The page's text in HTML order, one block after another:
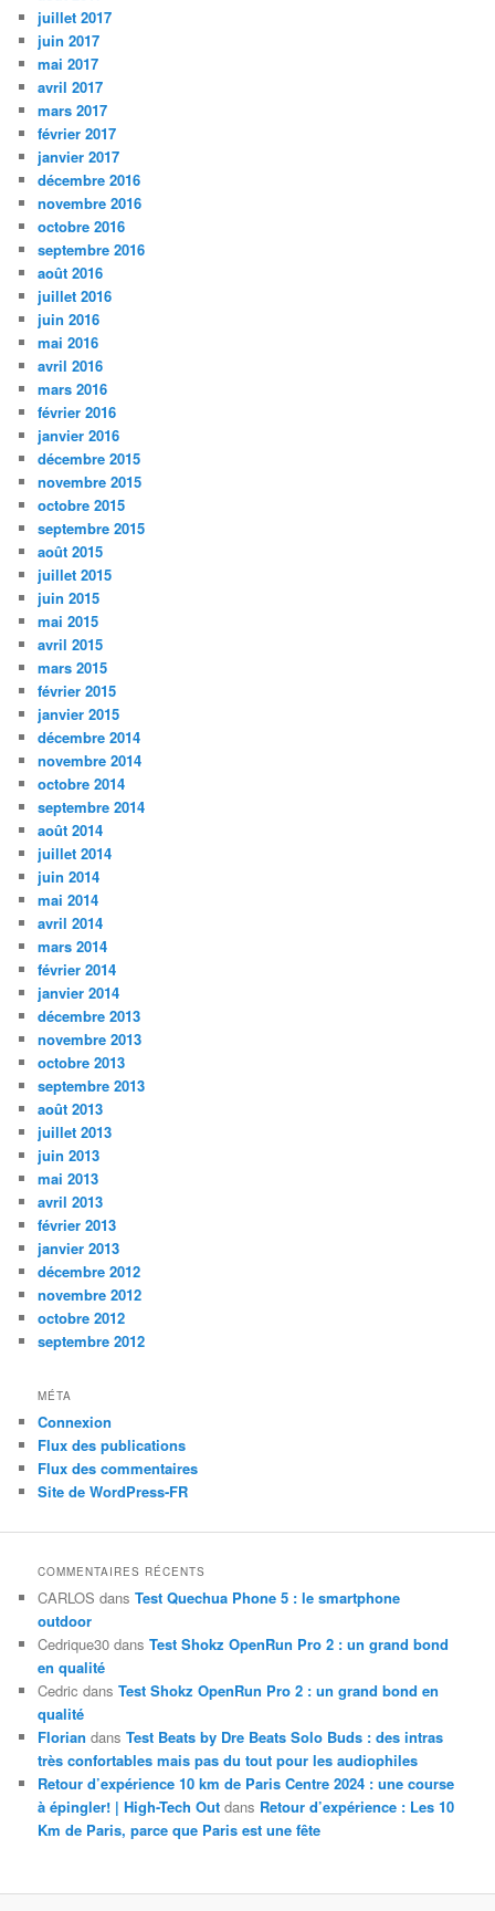
juillet 2017
juin 2017
mai 2017
avril 2017
mars 2017
février 2017
janvier 2017
décembre 2016
novembre 2016
octobre 2016
septembre 2016
août 2016
juillet 2016
juin 2016
mai 2016
avril 2016
mars 2016
février 2016
janvier 2016
décembre 2015
novembre 2015
octobre 2015
septembre 2015
août 2015
juillet 2015
juin 2015
mai 2015
avril 2015
mars 2015
février 2015
janvier 2015
décembre 2014
novembre 2014
octobre 2014
septembre 2014
août 2014
juillet 2014
juin 2014
mai 2014
avril 2014
mars 2014
février 2014
janvier 2014
décembre 2013
novembre 2013
octobre 2013
septembre 2013
août 2013
juillet 2013
juin 2013
mai 2013
avril 2013
février 2013
janvier 2013
décembre 2012
novembre 2012
octobre 2012
septembre 2012
MÉTA
Connexion
Flux des publications
Flux des commentaires
Site de WordPress-FR
COMMENTAIRES RÉCENTS
CARLOS dansTest Quechua Phone 5 : le smartphone
outdoor
Cedrique30 dansTest Shokz OpenRun Pro 2 : un grand bond
en qualité
Cedric dansTest Shokz OpenRun Pro 2 : un grand bond en
qualité
Florian dansTest Beats by Dre Beats Solo Buds : des intras
très confortables mais pas du tout pour les audiophiles
Retour d’expérience 10 km de Paris Centre 2024 : une course
à épingler! | High-Tech Out dans Retour d’expérience : Les 10
Km de Paris, parce que Paris est une fête